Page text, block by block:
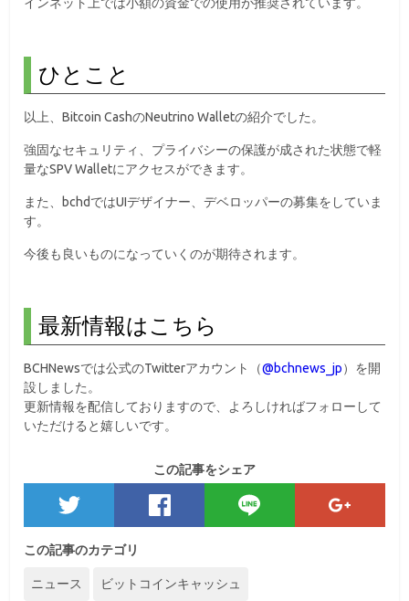
ひとこと
以上、Bitcoin CashのNeutrino Walletの紹介でした。
強固なセキュリティ、プライバシーの保護が成された状態で軽
量なSPV Walletにアクセスができます。
また、bchdではUIデザイナー、デベロッパーの募集をしていま
す。
今後も良いものになっていくのが期待されます。
最新情報はこちら
BCHNewsでは公式のTwitterアカウント（@bchnews_jp）を開
設しました。
更新情報を配信しておりますので、よろしければフォローして
いただけると嬉しいです。
この記事をシェア
この記事のカテゴリ
ニュース ビットコインキャッシュ